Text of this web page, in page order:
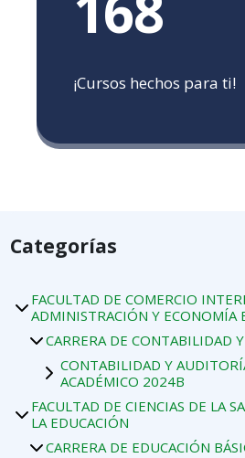
¡Cursos hechos para ti!
Categorías
FACULTAD DE COMERCIO
ADMINISTRACIÓN Y ECONOMÍA
CARRERA DE CONTABILIDAD
CONTABILIDAD Y
ACADÉMICO 2024B
FACULTAD DE CIENCIAS DE LA
LA EDUCACIÓN
CARRERA DE EDUCACIÓN